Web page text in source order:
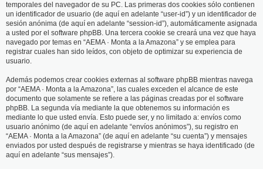
temporales del navegador de su PC. Las primeras dos cookies sólo contienen
un identificador de usuario (de aquí en adelante “user-id”) y un identificador de
sesión anónima (de aquí en adelante “session-id”), automáticamente asignada
a usted por el software phpBB. Una tercera cookie se creará una vez que haya
navegado por temas en “AEMA · Monta a la Amazona” y se emplea para
registrar cuales han sido leídos, con objeto de optimizar su experiencia de
usuario.
Además podemos crear cookies externas al software phpBB mientras navega
por “AEMA · Monta a la Amazona”, las cuales exceden el alcance de este
documento que solamente se refiere a las páginas creadas por el software
phpBB. La segunda vía mediante la que obtenemos su información es
mediante lo que usted envía. Esto puede ser, y no limitado a: envíos como
usuario anónimo (de aquí en adelante “envíos anónimos”), su registro en
“AEMA · Monta a la Amazona” (de aquí en adelante “su cuenta”) y mensajes
enviados por usted después de registrarse y mientras se haya identificado (de
aquí en adelante “sus mensajes”).